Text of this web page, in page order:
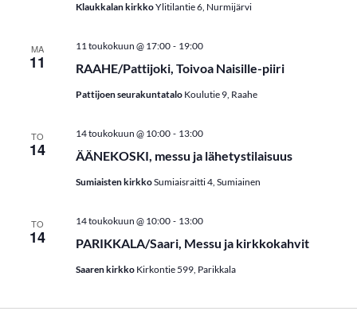
j
ä
Klaukkalan kirkkoYlitilantie 6, Nurmijärvi
MA
11 RAAHE/Pattijoki, Toivoa Naisille-piiri
11 toukokuun @ 17:00 - 19:00
Pattijoen seurakuntatalo Koulutie 9, Raahe
TO
14 ÄÄNEKOSKI, messu ja lähetystilaisuus
14 toukokuun @ 10:00 - 13:00
Sumiaisten kirkkoSumiaisraitti 4, Sumiainen
TO
14 PARIKKALA/Saari, Messu ja kirkkokahvit
14 toukokuun @ 10:00 - 13:00
Saaren kirkko Kirkontie 599, Parikkala